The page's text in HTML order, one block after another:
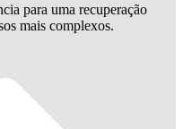
para uma recuperação
mais complexos.